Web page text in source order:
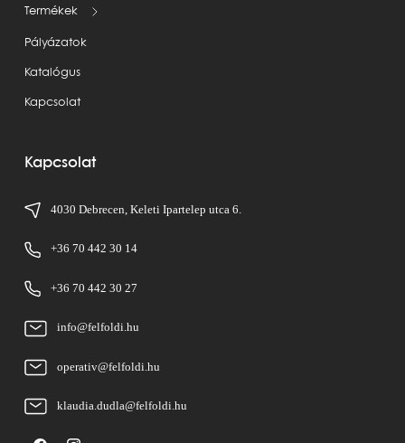
Termékek
Pályázatok
Katalógus
Kapcsolat
Kapcsolat
4030 Debrecen, Keleti Ipartelep utca 6.
+36 70 442 30 14
+36 70 442 30 27
info@felfoldi.hu
operativ@felfoldi.hu
klaudia.dudla@felfoldi.hu